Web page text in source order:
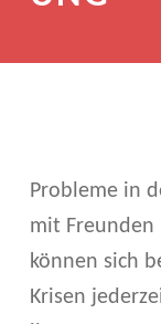
Probleme in
mit Freunden
können sich
Krisen